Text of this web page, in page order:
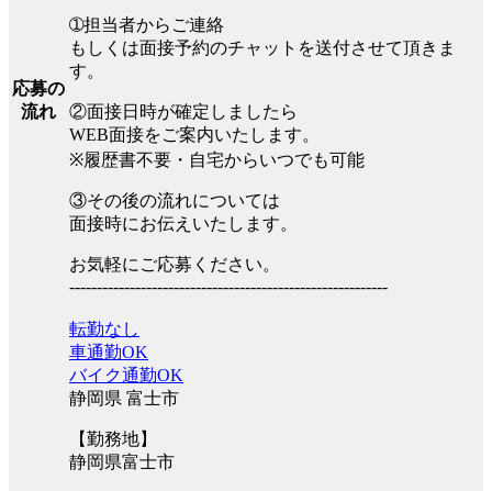
応募の
流れ
➀担当者からご連絡
もしくは面接予約のチャットを送付させて頂きま
す。
②面接日時が確定しましたら
WEB面接をご案内いたします。
※履歴書不要・自宅からいつでも可能
③その後の流れについては
面接時にお伝えいたします。
お気軽にご応募ください。
----------------------------------------------------------
転勤なし
車通勤OK
バイク通勤OK
静岡県 富士市
【勤務地】
静岡県富士市